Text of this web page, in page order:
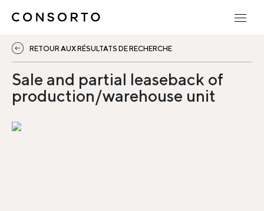
RETOUR AUX RÉSULTATS DE RECHERCHE
Sale and partial leaseback of
production/warehouse unit